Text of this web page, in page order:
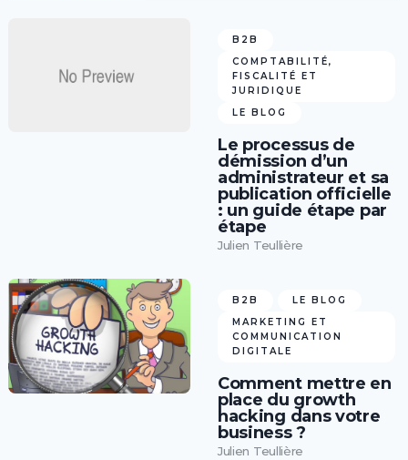
B2B
COMPTABILITÉ,
FISCALITÉ ET
JURIDIQUE
LE BLOG
Le processus de
démission d’un
administrateur et sa
publication officielle
: un guide étape par
étape
Julien Teullière
B2B
LE BLOG
MARKETING ET
COMMUNICATION
DIGITALE
Comment mettre en
place du growth
hacking dans votre
business ?
Julien Teullière